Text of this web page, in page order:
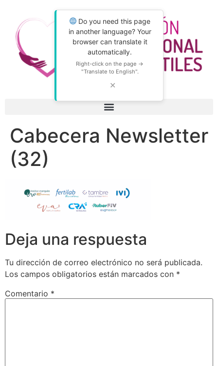
Do you need this page
in another language? Your
browser can translate it
automatically.
Right-click on the page →
"Translate to English".
✕
Cabecera Newsletter
(32)
Deja una respuesta
Tu dirección de correo electrónico no será publicada.
Los campos obligatorios están marcados con *
Comentario *